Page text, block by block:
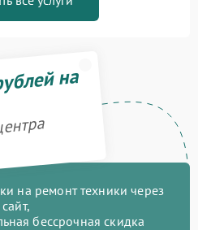
на
на ремонт техники через
сайт,
бессрочная скидка